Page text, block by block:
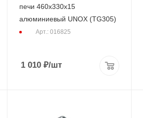
печи 460х330х15
алюминиевый UNOX (TG305)
Арт.: 016825
1 010₽/шт